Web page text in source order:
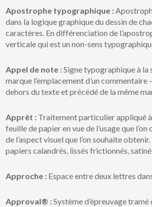
Apostrophe typographique :
dans la logique graphique du dessin de
caractères. En différenciation de
verticale qui est un non-sens
Appel de note :Signe typographique à la
marque l’emplacement d’un commentaire
dehors du texte et précédé de la même
Apprêt : Traitement particulier appliqué
feuille de papier en vue de l’usage que
de l’aspect visuel que l’on souhaite
papiers calandrés, lissés frictionnés,
Approche : Espace entre deux lettres
Approval® :Système d’épreuvage